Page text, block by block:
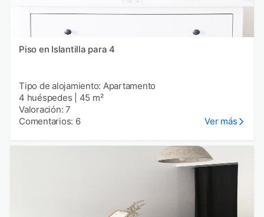
Piso en Islantilla para 4
Tipo de alojamiento: Apartamento
4 huéspedes
45 m²
Valoración: 7
Comentarios: 6
Ver más